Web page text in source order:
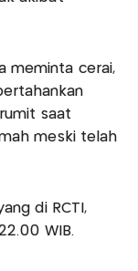
meminta cerai,
saat
meski telah
di RCTI,
WIB.